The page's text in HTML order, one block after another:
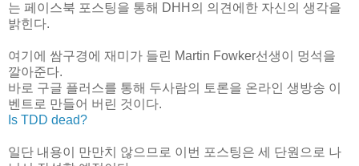
는 페이스북 포스팅을 통해 DHH의 의견에한 자신의 생각을
밝힌다.
여기에 쌈구경에 재미가 들린 Martin Fowker선생이 멍석을
깔아준다.
바로 구글 플러스를 통해 두사람의 토론을 온라인 생방송 이
벤트로 만들어 버린 것이다.
Is TDD dead?
일단 내용이 만만치 않으므로 이번 포스팅은 세 단원으로 나